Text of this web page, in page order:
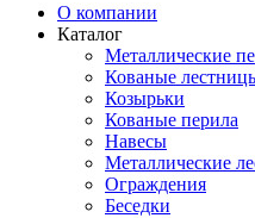
О компании
Каталог
Металлические
Кованые
Козырьки
Кованые перила
Навесы
Металлические
Ограждения
Беседки